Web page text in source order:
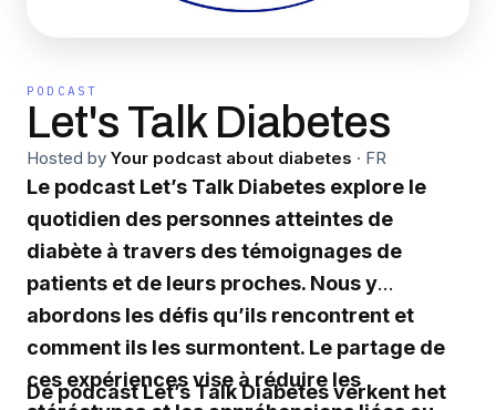
PODCAST
Let's Talk Diabetes
Hosted by Your podcast about diabetes · FR
Le podcast Let’s Talk Diabetes explore le
quotidien des personnes atteintes de
diabète à travers des témoignages de
patients et de leurs proches. Nous y
abordons les défis qu’ils rencontrent et
comment ils les surmontent. Le partage de
ces expériences vise à réduire les
De podcast Let’s Talk Diabetes verkent het